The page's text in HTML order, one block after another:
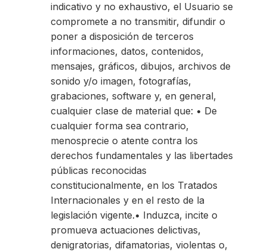
indicativo y no exhaustivo, el Usuario se
compromete a no transmitir, difundir o
poner a disposición de terceros
informaciones, datos, contenidos,
mensajes, gráficos, dibujos, archivos de
sonido y/o imagen, fotografías,
grabaciones, software y, en general,
cualquier clase de material que: • De
cualquier forma sea contrario,
menosprecie o atente contra los
derechos fundamentales y las libertades
públicas reconocidas
constitucionalmente, en los Tratados
Internacionales y en el resto de la
legislación vigente.• Induzca, incite o
promueva actuaciones delictivas,
denigratorias, difamatorias, violentas o,